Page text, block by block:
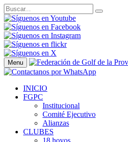
Menu
INICIO
FGPC
Institucional
Comité Ejecutivo
Alianzas
CLUBES
18 hoyos